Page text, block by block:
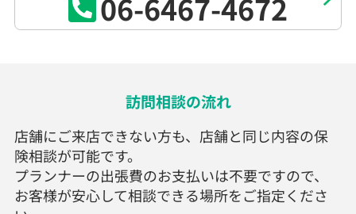
訪問相談の流れ
店舗にご来店できない方も、店舗と同じ内容の保
険相談が可能です。
プランナーの出張費のお支払いは不要ですので、
お客様が安心して相談できる場所をご指定くださ